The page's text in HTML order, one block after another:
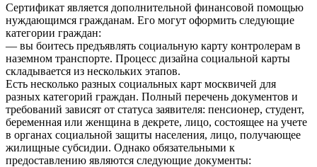
Сертификат является дополнительной финансовой помощью
нуждающимся гражданам. Его могут оформить следующие
категории граждан:
— вы боитесь предъявлять социальную карту контролерам в
наземном транспорте. Процесс дизайна социальной карты
складывается из нескольких этапов.
Есть несколько разных социальных карт москвичей для
разных категорий граждан. Полный перечень документов и
требований зависят от статуса заявителя: пенсионер, студент,
беременная или женщина в декрете, лицо, состоящее на учете
в органах социальной защиты населения, лицо, получающее
жилищные субсидии. Однако обязательными к
предоставлению являются следующие документы: